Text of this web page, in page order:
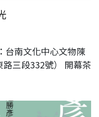
台南文化中心文物陳
三段332號） 開幕茶